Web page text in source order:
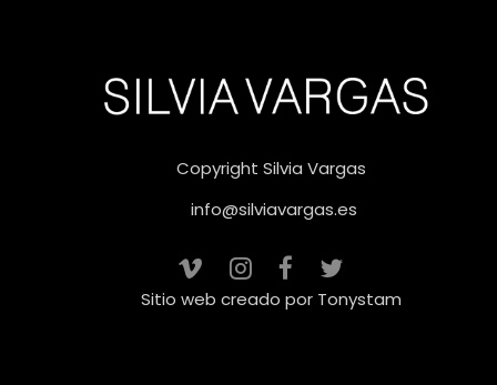
Copyright Silvia Vargas
info@silviavargas.es
Sitio web creado porTonystam